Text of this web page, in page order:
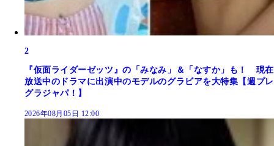
2
『仮面ライダーゼッツ』の「みなみ」＆「なすか」も！ 現在
放送中のドラマに出演中のモデルのグラビアを大特集【週プレ
グラジャパ！】
2026年08月05日 12:00